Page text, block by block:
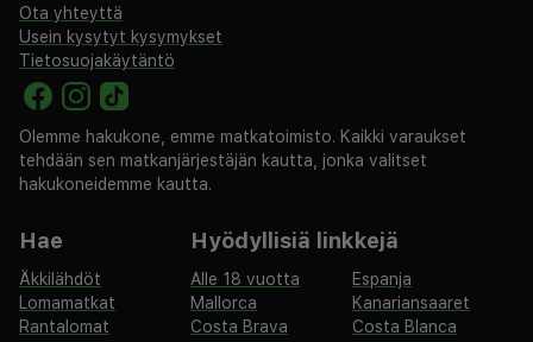
Ota yhteyttä
Usein kysytyt kysymykset
Tietosuojakäytäntö
Olemme hakukone, emme matkatoimisto. Kaikki varaukset
tehdään sen matkanjärjestäjän kautta, jonka valitset
hakukoneidemme kautta.
Hae
Äkkilähdöt
Lomamatkat
Rantalomat
Hyödyllisiä linkkejä
Alle 18 vuotta
Espanja
Mallorca
Kanariansaaret
Costa Brava
Costa Blanca